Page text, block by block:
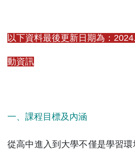
以下資料最後更新日期為：
動資訊
一、課程目標及內涵
從高中進入到大學不僅是學習